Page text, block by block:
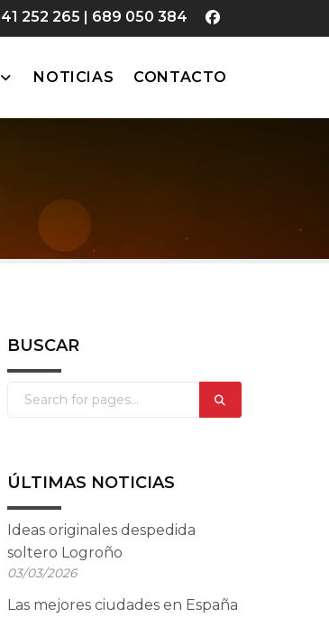
252 265 | 689 050 384
NOTICIAS CONTACTO
BUSCAR
ÚLTIMAS NOTICIAS
Ideas originales despedida
soltero Logroño
03/03/2026
Las mejores ciudades en España